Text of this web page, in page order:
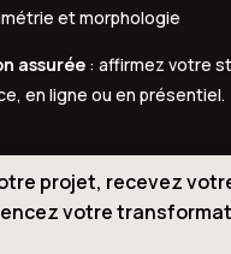
et morphologie
assurée : affirmez votre
en ligne ou en présentiel.
projet, recevez
votre